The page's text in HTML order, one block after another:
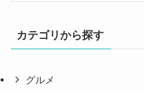
カテゴリから探す
グルメ